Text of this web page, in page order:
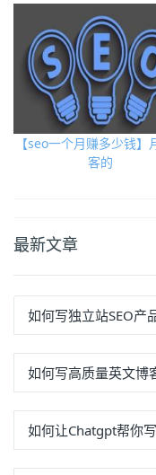
【seo一个月赚多少钱】
客的
最新文章
如何写独立站SEO产
如何写高质量英文博
如何让Chatgpt帮你